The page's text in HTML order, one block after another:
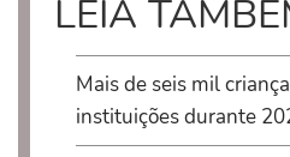
LEIA
Mais de seis mil
instituições durante